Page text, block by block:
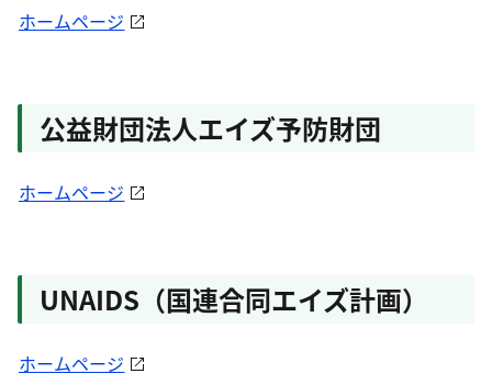
ホームページ
公益財団法人エイズ予防財団
ホームページ
UNAIDS（国連合同エイズ計画）
ホームページ